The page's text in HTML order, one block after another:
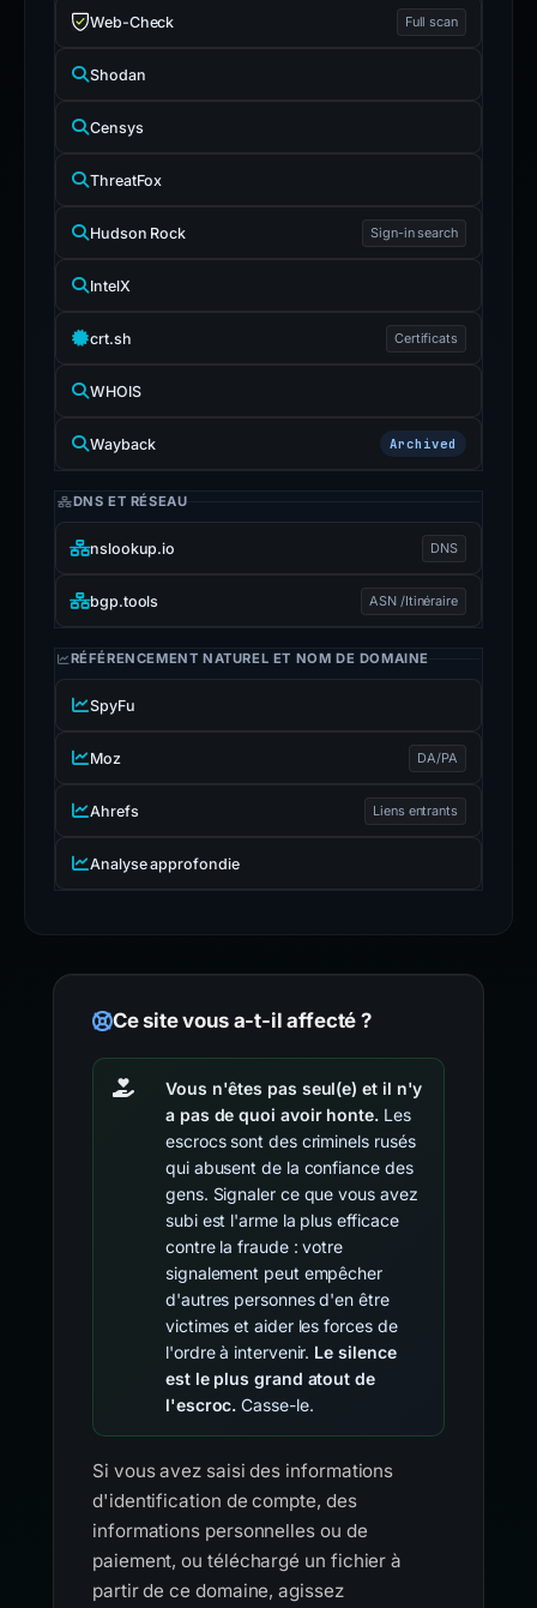
Web-Check Full scan
Shodan
Censys
ThreatFox
Hudson Rock Sign-in search
IntelX
crt.sh Certificats
WHOIS
Wayback Archived
DNS ET RÉSEAU
nslookup.io DNS
bgp.tools ASN /Itinéraire
RÉFÉRENCEMENT NATUREL ET NOM DE DOMAINE
SpyFu
Moz DA/PA
Ahrefs Liens entrants
Analyse approfondie
Ce site vous a-t-il affecté ?
Vous n'êtes pas seul(e) et il n'y
a pas de quoi avoir honte.Les
escrocs sont des criminels rusés
qui abusent de la confiance des
gens. Signaler ce que vous avez
subi est l'arme la plus efficace
contre la fraude : votre
signalement peut empêcher
d'autres personnes d'en être
victimes et aider les forces de
l'ordre à intervenir. Le silence
est le plus grand atout de
l'escroc. Casse-le.
Si vous avez saisi des informations
d'identification de compte, des
informations personnelles ou de
paiement, ou téléchargé un fichier à
partir de ce domaine, agissez